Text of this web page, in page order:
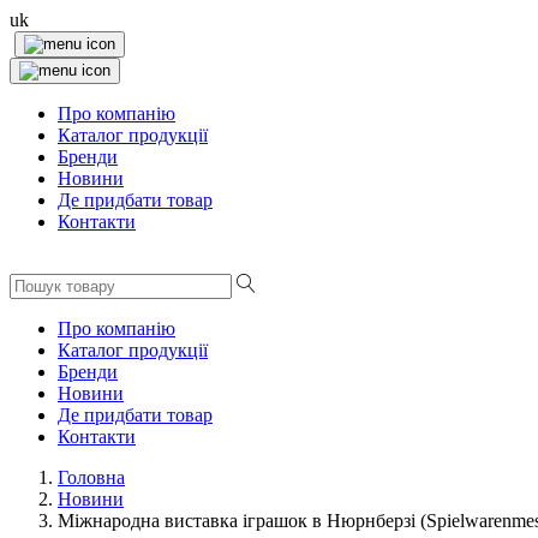
uk
Про компанію
Каталог продукції
Бренди
Новини
Де придбати товар
Контакти
Про компанію
Каталог продукції
Бренди
Новини
Де придбати товар
Контакти
Головна
Новини
Міжнародна виставка іграшок в Нюрнберзі